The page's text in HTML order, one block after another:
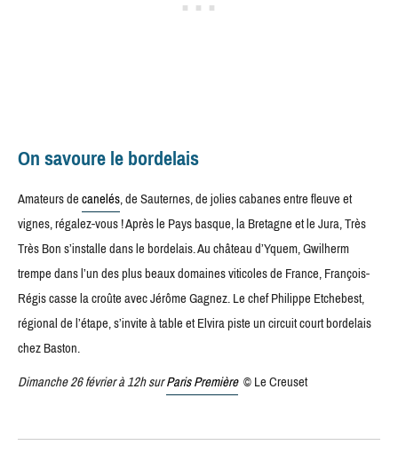
On savoure le bordelais
Amateurs decanelés, de Sauternes, de jolies cabanes entre fleuve et
vignes, régalez-vous ! Après le Pays basque, la Bretagne et le Jura, Très
Très Bon s’installe dans le bordelais. Au château d’Yquem, Gwilherm
trempe dans l’un des plus beaux domaines viticoles de France, François-
Régis casse la croûte avec Jérôme Gagnez. Le chef Philippe Etchebest,
régional de l’étape, s’invite à table et Elvira piste un circuit court bordelais
chez Baston.
Dimanche 26 février à 12h surParis Première © Le Creuset